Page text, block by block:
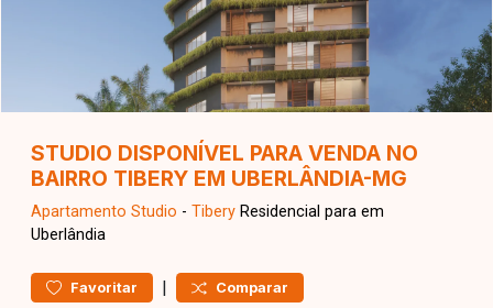
STUDIO DISPONÍVEL PARA VENDA NO
BAIRRO TIBERY EM UBERLÂNDIA-MG
Apartamento Studio - Tibery Residencial para em
Uberlândia
Favoritar | Comparar